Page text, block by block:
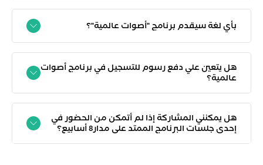
بأي لغة سيقدم برنامج "أصوات عالمية"؟
هل يتعين علي دفع رسوم للتسجيل في برنامج أصوات
عالمية؟
هل يمكنني المشاركة إذا لم أتمكن من الحضور في
إحدى جلسات البرنامج الممتد على مدار8 أسابيع؟